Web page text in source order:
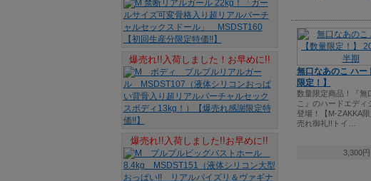
無口なあのこ ハー
限定！】
数量限定商品！『無
こ』のハードエディ
登場！【M-ZAKKA
売れ御礼!!トイ…
3,300
爆売れ!!入荷しました！お早めに!!
爆売れ!!入荷しました!!お早めに!!